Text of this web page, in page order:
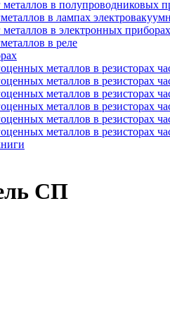
в полупроводниковых
в лампах
в электронных приборах
в реле
металлов в резисторах
металлов в резисторах
металлов в резисторах
металлов в резисторах
металлов в резисторах
металлов в резисторах
СП